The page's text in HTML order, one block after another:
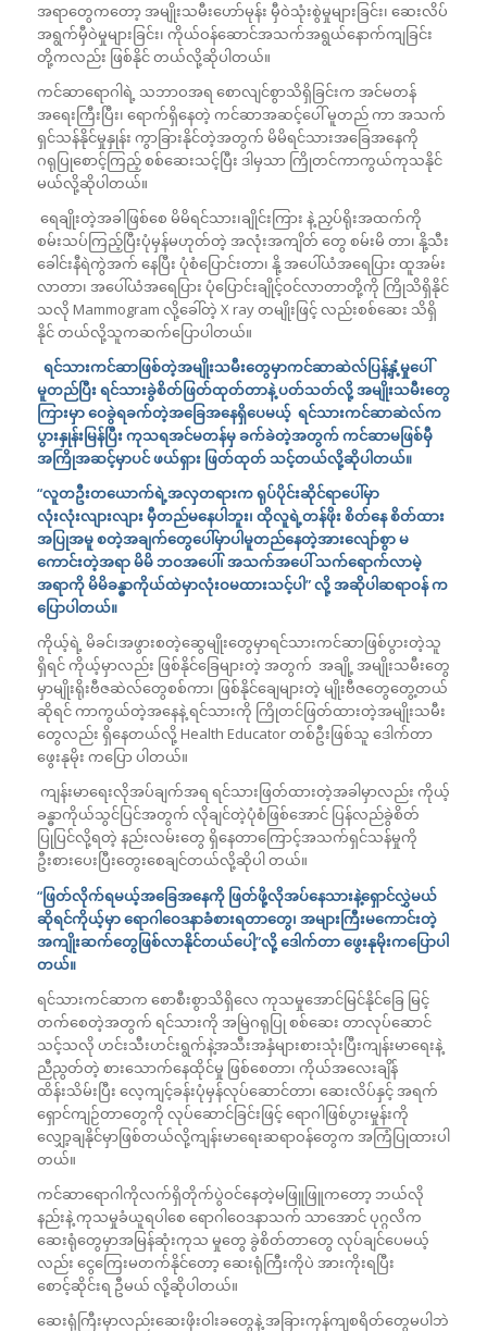
အရာတွေကတော့ အမျိုးသမီးဟော်မုန်း မှီဝဲသုံးစွဲမှုများခြင်း၊ ဆေးလိပ်
အရွက်မှီဝဲမှုများခြင်း၊ ကိုယ်ဝန်ဆောင်အသက်အရွယ်နောက်ကျခြင်း
တို့ကလည်း ဖြစ်နိုင် တယ်လို့ဆိုပါတယ်။
ကင်ဆာရောဂါရဲ့ သဘာဝအရ စောလျင်စွာသိရှိခြင်းက အင်မတန်
အရေးကြီးပြီး၊ ရောက်ရှိနေတဲ့ ကင်ဆာအဆင့်ပေါ် မူတည် ကာ အသက်
ရှင်သန်နိုင်မှုနှုန်း ကွာခြားနိုင်တဲ့အတွက် မိမိရင်သားအခြေအနေကို
ဂရုပြုစောင့်ကြည့် စစ်ဆေးသင့်ပြီး ဒါမှသာ ကြိုတင်ကာကွယ်ကုသနိုင်
မယ်လို့ဆိုပါတယ်။
ရေချိုးတဲ့အခါဖြစ်စေ မိမိရင်သား၊ချိုင်းကြား နဲ့ ညှပ်ရိုးအထက်ကို
စမ်းသပ်ကြည့်ပြီးပုံမှန်မဟုတ်တဲ့ အလုံးအကျိတ် တွေ စမ်းမိ တာ၊ နို့သီး
ခေါင်းနီရဲကွဲအက် နေပြီး ပုံစံပြောင်းတာ၊ နို့ အပေါ်ယံအရေပြား ထူအမ်း
လာတာ၊ အပေါ်ယံအရေပြား ပုံပြောင်းချိုင့်ဝင်လာတာတို့ကို ကြိုသိရှိနိုင်
သလို Mammogram လို့ခေါ်တဲ့ X ray တမျိုးဖြင့် လည်းစစ်ဆေး သိရှိ
နိုင် တယ်လို့သူကဆက်ပြောပါတယ်။
ရင်သားကင်ဆာဖြစ်တဲ့အမျိုးသမီးတွေမှာကင်ဆာဆဲလ်ပြန့်နှံ့မှုပေါ်
မူတည်ပြီး ရင်သားခွဲစိတ်ဖြတ်ထုတ်တာနဲ့ ပတ်သတ်လို့ အမျိုးသမီးတွေ
ကြားမှာ ဝေခွဲရခက်တဲ့အခြေအနေရှိပေမယ့် ရင်သားကင်ဆာဆဲလ်က
ပွားနှုန်းမြန်ပြီး ကုသရအင်မတန်မှ ခက်ခဲတဲ့အတွက် ကင်ဆာမဖြစ်မှီ
အကြိုအဆင့်မှာပင် ဖယ်ရှား ဖြတ်ထုတ် သင့်တယ်လို့ဆိုပါတယ်။
“လူတဦးတယောက်ရဲ့အလှတရားက ရုပ်ပိုင်းဆိုင်ရာပေါ်မှာ
လုံးလုံးလျားလျား မှီတည်မနေပါဘူး၊ ထိုလူရဲ့တန်ဖိုး စိတ်နေ စိတ်ထား
အပြုအမူ စတဲ့အချက်တွေပေါ်မှာပါမူတည်နေတဲ့အားလျော်စွာ မ
ကောင်းတဲ့အရာ မိမိ ဘဝအပေါ်၊ အသက်အပေါ် သက်ရောက်လာမဲ့
အရာကို မိမိခန္ဓာကိုယ်ထဲမှာလုံးဝမထားသင့်ပါ” လို့ အဆိုပါဆရာဝန် က
ပြောပါတယ်။
ကိုယ့်ရဲ့ မိခင်၊အဖွားစတဲ့ဆွေမျိုးတွေမှာရင်သားကင်ဆာဖြစ်ပွားတဲ့သူ
ရှိရင် ကိုယ့်မှာလည်း ဖြစ်နိုင်ခြေများတဲ့ အတွက် အချို့ အမျိုးသမီးတွေ
မှာမျိုးရိုးဗီဇဆဲလ်တွေစစ်ကာ၊ ဖြစ်နိုင်ချေများတဲ့ မျိုးဗီဇတွေတွေ့တယ်
ဆိုရင် ကာကွယ်တဲ့အနေနဲ့ ရင်သားကို ကြိုတင်ဖြတ်ထားတဲ့အမျိုးသမီး
တွေလည်း ရှိနေတယ်လို့ Health Educator တစ်ဦးဖြစ်သူ ဒေါက်တာ
ဖွေးနုမိုး ကပြော ပါတယ်။
ကျန်းမာရေးလိုအပ်ချက်အရ ရင်သားဖြတ်ထားတဲ့အခါမှာလည်း ကိုယ့်
ခန္ဓာကိုယ်သွင်ပြင်အတွက် လိုချင်တဲ့ပုံစံဖြစ်အောင် ပြန်လည်ခွဲစိတ်
ပြုပြင်လို့ရတဲ့ နည်းလမ်းတွေ ရှိနေတာကြောင့်အသက်ရှင်သန်မှုကို
ဦးစားပေးပြီးတွေးစေချင်တယ်လို့ဆိုပါ တယ်။
“ဖြတ်လိုက်ရမယ့်အခြေအနေကို ဖြတ်ဖို့လိုအပ်နေသားနဲ့ရှောင်လွှဲမယ်
ဆိုရင်ကိုယ့်မှာ ရောဂါဝေဒနာခံစားရတာတွေ၊ အများကြီးမကောင်းတဲ့
အကျိုးဆက်တွေဖြစ်လာနိုင်တယ်ပေါ့”လို့ ဒေါက်တာ ဖွေးနုမိုးကပြောပါ
တယ်။
ရင်သားကင်ဆာက စောစီးစွာသိရှိလေ ကုသမှုအောင်မြင်နိုင်ခြေ မြင့်
တက်စေတဲ့အတွက် ရင်သားကို အမြဲဂရုပြု စစ်ဆေး တာလုပ်ဆောင်
သင့်သလို ဟင်းသီးဟင်းရွက်နဲ့အသီးအနှံများစားသုံးပြီးကျန်းမာရေးနဲ့
ညီညွတ်တဲ့ စားသောက်နေထိုင်မှု ဖြစ်စေတာ၊ ကိုယ်အလေးချိန်
ထိန်းသိမ်းပြီး လေ့ကျင့်ခန်းပုံမှန်လုပ်ဆောင်တာ၊ ဆေးလိပ်နှင့် အရက်
ရှောင်ကျဉ်တာတွေကို လုပ်ဆောင်ခြင်းဖြင့် ရောဂါဖြစ်ပွားမှုန်းကို
လျှော့ချနိုင်မှာဖြစ်တယ်လို့ကျန်းမာရေးဆရာဝန်တွေက အကြံပြုထားပါ
တယ်။
ကင်ဆာရောဂါကိုလက်ရှိတိုက်ပွဲဝင်နေတဲ့မဖြူဖြူကတော့ ဘယ်လို
နည်းနဲ့ ကုသမှုခံယူရပါစေ ရောဂါဝေဒနာသက် သာအောင် ပုဂ္ဂလိက
ဆေးရုံတွေမှာအမြန်ဆုံးကုသ မှုတွေ ခွဲစိတ်တာတွေ လုပ်ချင်ပေမယ့်
လည်း ငွေကြေးမတက်နိုင်တော့ ဆေးရုံကြီးကိုပဲ အားကိုးရပြီး
စောင့်ဆိုင်းရ ဦမယ် လို့ဆိုပါတယ်။
ဆေးရုံကြီးမှာလည်းဆေးဖိုးဝါးခတွေနဲ့ အခြားကုန်ကျစရိတ်တွေမပါဘဲ